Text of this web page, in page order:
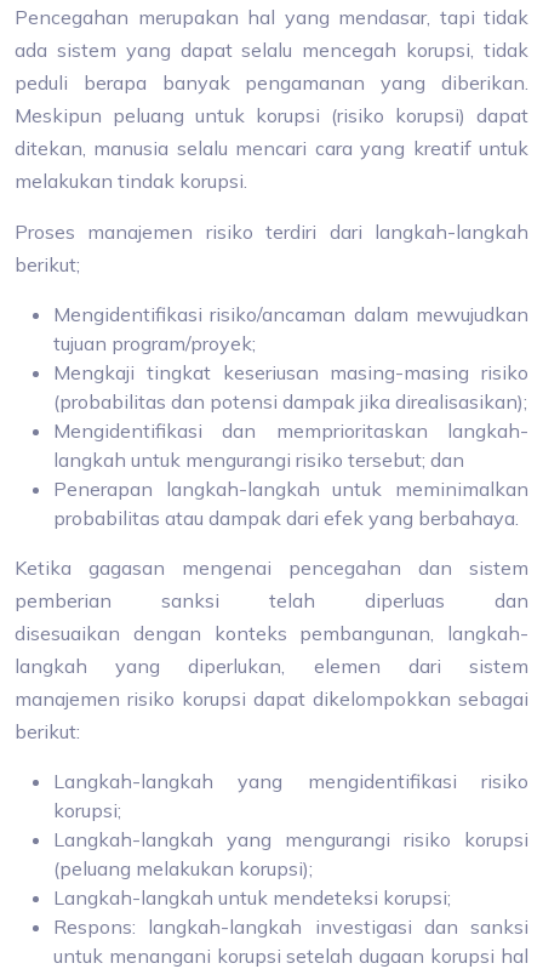
Pencegahan merupakan hal yang mendasar, tapi tidak
ada sistem yang dapat selalu mencegah korupsi, tidak
peduli berapa banyak pengamanan yang diberikan.
Meskipun peluang untuk korupsi (risiko korupsi) dapat
ditekan, manusia selalu mencari cara yang kreatif untuk
melakukan tindak korupsi.
Proses manajemen risiko terdiri dari langkah-langkah
berikut;
Mengidentifikasi risiko/ancaman dalam mewujudkan
tujuan program/proyek;
Mengkaji tingkat keseriusan masing-masing risiko
(probabilitas dan potensi dampak jika direalisasikan);
Mengidentifikasi dan memprioritaskan langkah-
langkah untuk mengurangi risiko tersebut; dan
Penerapan langkah-langkah untuk meminimalkan
probabilitas atau dampak dari efek yang berbahaya.
Ketika gagasan mengenai pencegahan dan sistem
pemberian sanksi telah diperluas dan
disesuaikan dengan konteks pembangunan, langkah-
langkah yang diperlukan, elemen dari sistem
manajemen risiko korupsi dapat dikelompokkan sebagai
berikut:
Langkah-langkah yang mengidentifikasi risiko
korupsi;
Langkah-langkah yang mengurangi risiko korupsi
(peluang melakukan korupsi);
Langkah-langkah untuk mendeteksi korupsi;
Respons: langkah-langkah investigasi dan sanksi
untuk menangani korupsi setelah dugaan korupsi hal